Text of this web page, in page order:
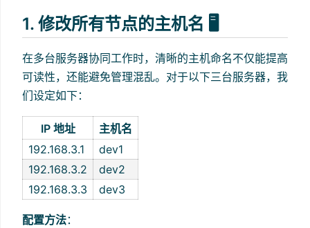
1. 修改所有节点的主机名 🖥️
在多台服务器协同工作时，清晰的主机命名不仅能提高
可读性，还能避免管理混乱。对于以下三台服务器，我
们设定如下：
IP 地址
主机名
192.168.3.1
dev1
192.168.3.2
dev2
192.168.3.3
dev3
配置方法：